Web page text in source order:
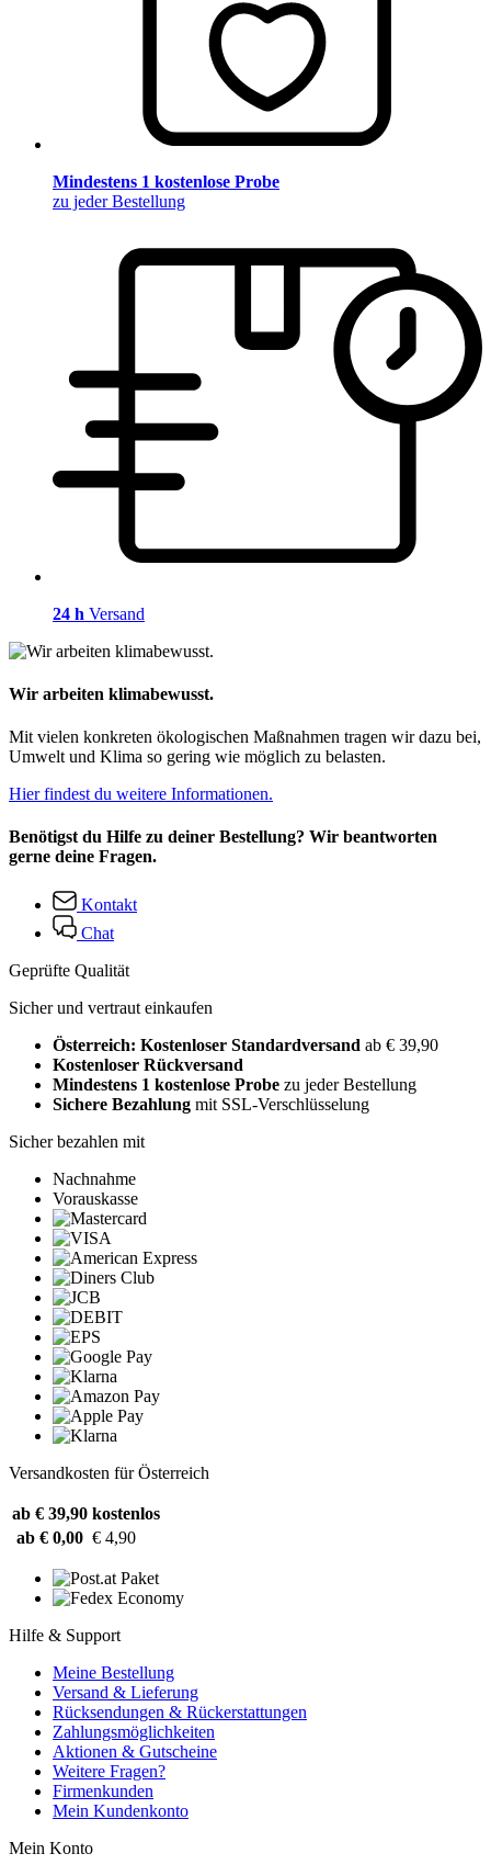
Mindestens 1 kostenlose Probe
zu jeder Bestellung
24 h Versand
Wir arbeiten klimabewusst.
Mit vielen konkreten ökologischen Maßnahmen tragen wir dazu bei,
Umwelt und Klima so gering wie möglich zu belasten.
Hier findest du weitere Informationen.
Benötigst du Hilfe zu deiner Bestellung? Wir beantworten
gerne deine Fragen.
Kontakt
Chat
Geprüfte Qualität
Sicher und vertraut einkaufen
Österreich: Kostenloser Standardversand ab € 39,90
Kostenloser Rückversand
Mindestens 1 kostenlose Probe zu jeder Bestellung
Sichere Bezahlung mit SSL-Verschlüsselung
Sicher bezahlen mit
Nachnahme
Vorauskasse
Versandkosten für Österreich
ab € 39,90 kostenlos
ab € 0,00 € 4,90
Hilfe & Support
Meine Bestellung
Versand & Lieferung
Rücksendungen & Rückerstattungen
Zahlungsmöglichkeiten
Aktionen & Gutscheine
Weitere Fragen?
Firmenkunden
Mein Kundenkonto
Mein Konto